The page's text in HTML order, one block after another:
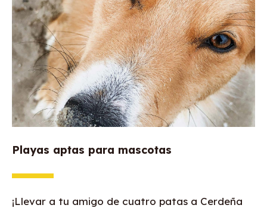
Playas aptas para mascotas
¡Llevar a tu amigo de cuatro patas a Cerdeña